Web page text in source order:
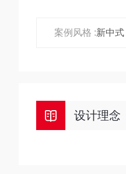
案例风格 :新中式
设计理念